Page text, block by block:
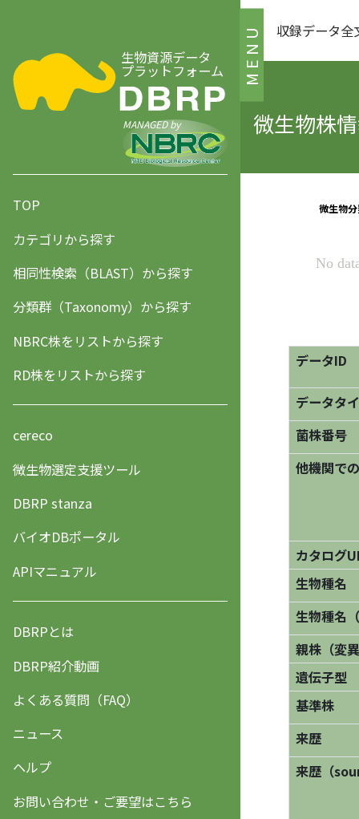
MENU
生物資源データ
プラットフォーム
MANAGED by
TOP
カテゴリから探す
相同性検索（BLAST）から探す
分類群（Taxonomy）から探す
NBRC株をリストから探す
RD株をリストから探す
cereco
微生物選定支援ツール
DBRP stanza
バイオDBポータル
APIマニュアル
DBRPとは
DBRP紹介動画
よくある質問（FAQ）
ニュース
ヘルプ
お問い合わせ・ご要望はこちら
収録データ全
微生物株
データID
データタ
菌株番号
他機関で
カタログ
生物種名
生物種名
親株（変
遺伝子型
基準株
来歴
来歴（